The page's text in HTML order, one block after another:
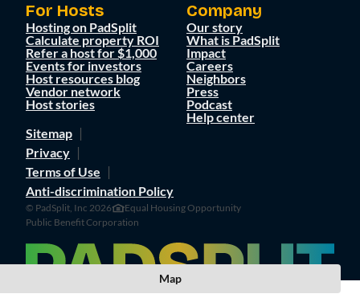
For Hosts
Hosting on PadSplit
Calculate property ROI
Refer a host for $1,000
Events for investors
Host resources blog
Vendor network
Host stories
Company
Our story
What is PadSplit
Impact
Careers
Neighbors
Press
Podcast
Help center
Sitemap
Privacy
Terms of Use
Anti-discrimination Policy
© PadSplit, Inc 2026
Equal Housing Opportunity
Public Benefit Corporation
Map